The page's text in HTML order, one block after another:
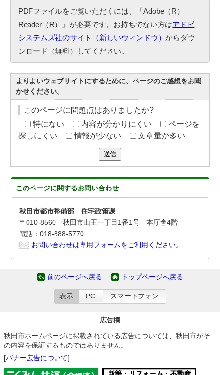
PDFファイルをご覧いただくには、「Adobe（R）
Reader（R）」が必要です。お持ちでない方はアドビ
システムズ社のサイト（新しいウィンドウ）からダウ
ンロード（無料）してください。
よりよいウェブサイトにするために、ページのご感想をお聞
かせください。
このページに問題点はありましたか?
特にない
内容が分かりにくい
ページを
探しにくい
情報が少ない 文章量が多い
送信
このページに関するお問い合わせ
秋田市都市整備部 住宅政策課
〒010-8560 秋田市山王一丁目1番1号 本庁舎4階
電話：018-888-5770
お問い合わせは専用フォームをご利用ください。
前のページへ戻る トップページへ戻る
表示 PC スマートフォン
広告欄
秋田市ホームページに掲載されている広告については、秋田市がそ
の内容を保証するものではありません。
[バナー広告について]